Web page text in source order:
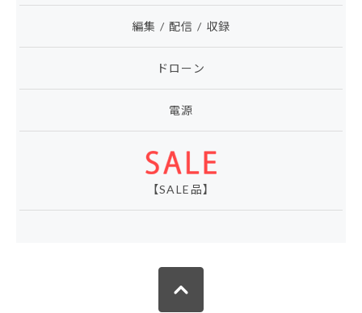
編集 / 配信 / 収録
ドローン
電源
【SALE品】